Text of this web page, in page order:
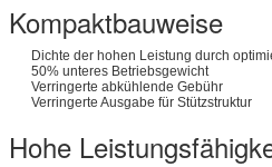
Kompaktbauweise
Dichte der hohen Leistung durch
50% unteres Betriebsgewicht
Verringerte abkühlende Gebühr
Verringerte Ausgabe für Stützstruktur
Hohe